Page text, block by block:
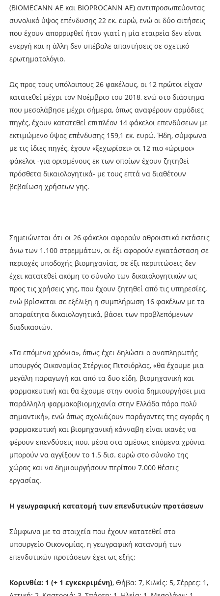
(BIOMECANN AE και BIOPROCANN AE) αντιπροσωπεύοντας
συνολικό ύψος επένδυσης 22 εκ. ευρώ, ενώ οι δύο αιτήσεις
που έχουν απορριφθεί ήταν γιατί η μία εταιρεία δεν είναι
ενεργή και η άλλη δεν υπέβαλε απαντήσεις σε σχετικό
ερωτηματολόγιο.
Ως προς τους υπόλοιπους 26 φακέλους, οι 12 πρώτοι είχαν
κατατεθεί μέχρι τον Νοέμβριο του 2018, ενώ στο διάστημα
που μεσολάβησε μέχρι σήμερα, όπως αναφέρουν αρμόδιες
πηγές, έχουν κατατεθεί επιπλέον 14 φάκελοι επενδύσεων με
εκτιμώμενο ύψος επένδυσης 159,1 εκ. ευρώ. Ήδη, σύμφωνα
με τις ίδιες πηγές, έχουν «ξεχωρίσει» οι 12 πιο «ώριμοι»
φάκελοι -για ορισμένους εκ των οποίων έχουν ζητηθεί
πρόσθετα δικαιολογητικά- με τους επτά να διαθέτουν
βεβαίωση χρήσεων γης.
Σημειώνεται ότι οι 26 φάκελοι αφορούν αθροιστικά εκτάσεις
άνω των 1.100 στρεμμάτων, οι έξι αφορούν εγκατάσταση σε
περιοχές υποδοχής βιομηχανίας, σε έξι περιπτώσεις δεν
έχει κατατεθεί ακόμη το σύνολο των δικαιολογητικών ως
προς τις χρήσεις γης, που έχουν ζητηθεί από τις υπηρεσίες,
ενώ βρίσκεται σε εξέλιξη η συμπλήρωση 16 φακέλων με τα
απαραίτητα δικαιολογητικά, βάσει των προβλεπόμενων
διαδικασιών.
«Τα επόμενα χρόνια», όπως έχει δηλώσει ο αναπληρωτής
υπουργός Οικονομίας Στέργιος Πιτσιόρλας, «θα έχουμε μια
μεγάλη παραγωγή και από τα δυο είδη, βιομηχανική και
φαρμακευτική και θα έχουμε στην ουσία δημιουργήσει μια
παράλληλη φαρμακοβιομηχανία στην Ελλάδα πάρα πολύ
σημαντική», ενώ όπως σχολιάζουν παράγοντες της αγοράς η
φαρμακευτική και βιομηχανική κάνναβη είναι ικανές να
φέρουν επενδύσεις που, μέσα στα αμέσως επόμενα χρόνια,
μπορούν να αγγίξουν το 1.5 δισ. ευρώ στο σύνολο της
χώρας και να δημιουργήσουν περίπου 7.000 θέσεις
εργασίας.
Η γεωγραφική κατατομή των επενδυτικών προτάσεων
Σύμφωνα με τα στοιχεία που έχουν κατατεθεί στο
υπουργείο Οικονομίας, η γεωγραφική κατανομή των
επενδυτικών προτάσεων έχει ως εξής:
Κορινθία: 1 (+ 1 εγκεκριμένη), Θήβα: 7, Κιλκίς: 5, Σέρρες: 1,